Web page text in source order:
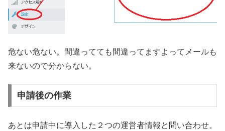
危ない危ない。間違ってても間違ってますよってメールも
来ないので分からない。
申請後の作業
あとは申請中に導入した２つの運営者情報と問い合わせ。